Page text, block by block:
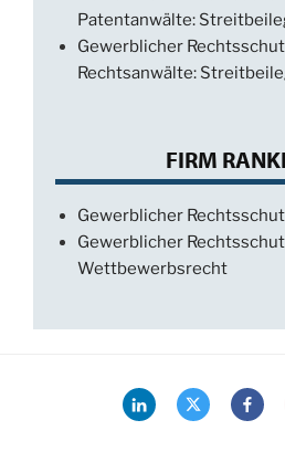
Patentanwälte:
Gewerblicher
Rechtsanwälte:
FIRM
Gewerblicher
Gewerblicher
Wettbewerbsrecht
LinkedInTwitter